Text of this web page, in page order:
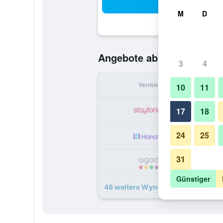
Angebote ab96 €
Vermieter
48 weitere Wyndham Athens
M D
3 4
10 11
17 18
24 25
31
Günstiger